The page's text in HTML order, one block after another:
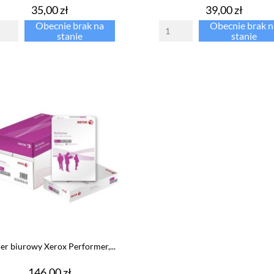
Cena
35,00 zł
Obecnie brak na
stanie
Cena
39,00 zł
Obecnie brak
stanie
biurowy Xerox Performer,...